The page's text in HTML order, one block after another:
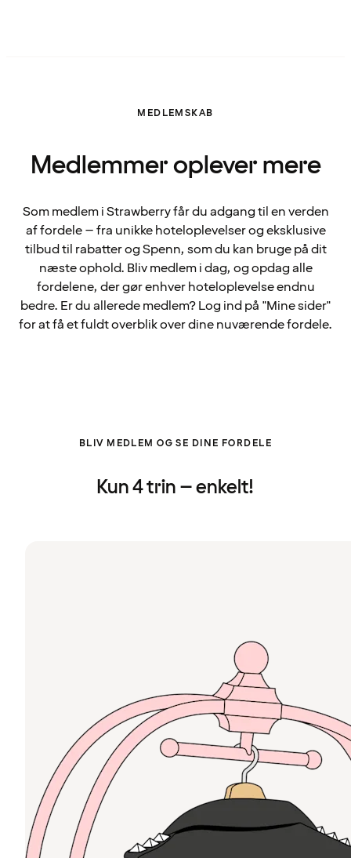
MEDLEMSKAB
Medlemmer oplever mere
Som medlem i Strawberry får du adgang til en verden
af fordele – fra unikke hoteloplevelser og eksklusive
tilbud til rabatter og Spenn, som du kan bruge på dit
næste ophold. Bliv medlem i dag, og opdag alle
fordelene, der gør enhver hoteloplevelse endnu
bedre. Er du allerede medlem? Log ind på "Mine sider"
for at få et fuldt overblik over dine nuværende fordele.
BLIV MEDLEM OG SE DINE FORDELE
Kun 4 trin – enkelt!